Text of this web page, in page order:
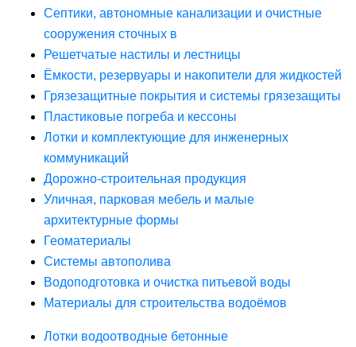
Септики, автономные канализации и очистные
сооружения сточных в
Решетчатые настилы и лестницы
Ёмкости, резервуары и накопители для жидкостей
Грязезащитные покрытия и системы грязезащиты
Пластиковые погреба и кессоны
Лотки и комплектующие для инженерных
коммуникаций
Дорожно-строительная продукция
Уличная, парковая мебель и малые
архитектурные формы
Геоматериалы
Системы автополива
Водоподготовка и очистка питьевой воды
Материалы для строительства водоёмов
Лотки водоотводные бетонные